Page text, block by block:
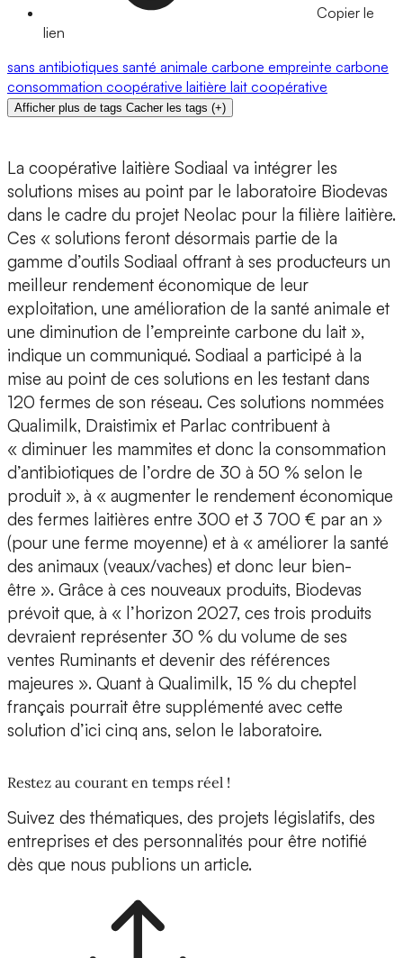
Copier le
lien
sans antibiotiques santé animale carbone empreinte carbone
consommation coopérative laitière lait coopérative
Afficher plus de tags Cacher les tags (+)
La coopérative laitière Sodiaal va intégrer les
solutions mises au point par le laboratoire Biodevas
dans le cadre du projet Neolac pour la filière laitière.
Ces « solutions feront désormais partie de la
gamme d’outils Sodiaal offrant à ses producteurs un
meilleur rendement économique de leur
exploitation, une amélioration de la santé animale et
une diminution de l’empreinte carbone du lait »,
indique un communiqué. Sodiaal a participé à la
mise au point de ces solutions en les testant dans
120 fermes de son réseau. Ces solutions nommées
Qualimilk, Draistimix et Parlac contribuent à
« diminuer les mammites et donc la consommation
d’antibiotiques de l’ordre de 30 à 50 % selon le
produit », à « augmenter le rendement économique
des fermes laitières entre 300 et 3 700 € par an »
(pour une ferme moyenne) et à « améliorer la santé
des animaux (veaux/vaches) et donc leur bien-
être ». Grâce à ces nouveaux produits, Biodevas
prévoit que, à « l’horizon 2027, ces trois produits
devraient représenter 30 % du volume de ses
ventes Ruminants et devenir des références
majeures ». Quant à Qualimilk, 15 % du cheptel
français pourrait être supplémenté avec cette
solution d’ici cinq ans, selon le laboratoire.
Restez au courant en temps réel !
Suivez des thématiques, des projets législatifs, des
entreprises et des personnalités pour être notifié
dès que nous publions un article.